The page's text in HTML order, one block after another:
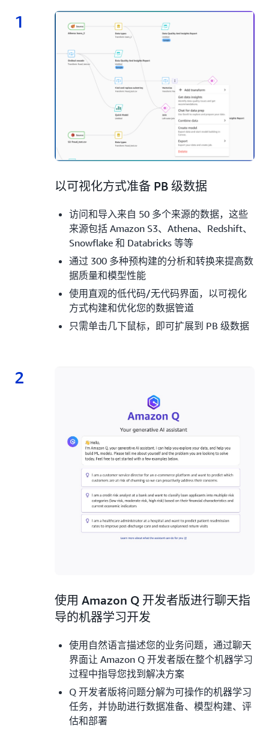
1
1.
以可视化方式准备 PB 级数据
访问和导入来自 50 多个来源的数据，这些
来源包括 Amazon S3、Athena、Redshift、
Snowflake 和 Databricks 等等
通过 300 多种预构建的分析和转换来提高数
据质量和模型性能
使用直观的低代码/无代码界面，以可视化
方式构建和优化您的数据管道
只需单击几下鼠标，即可扩展到 PB 级数据
2
2.
使用 Amazon Q 开发者版进行聊天指
导的机器学习开发
使用自然语言描述您的业务问题，通过聊天
界面让 Amazon Q 开发者版在整个机器学习
过程中指导您找到解决方案
Q 开发者版将问题分解为可操作的机器学习
任务，并协助进行数据准备、模型构建、评
估和部署